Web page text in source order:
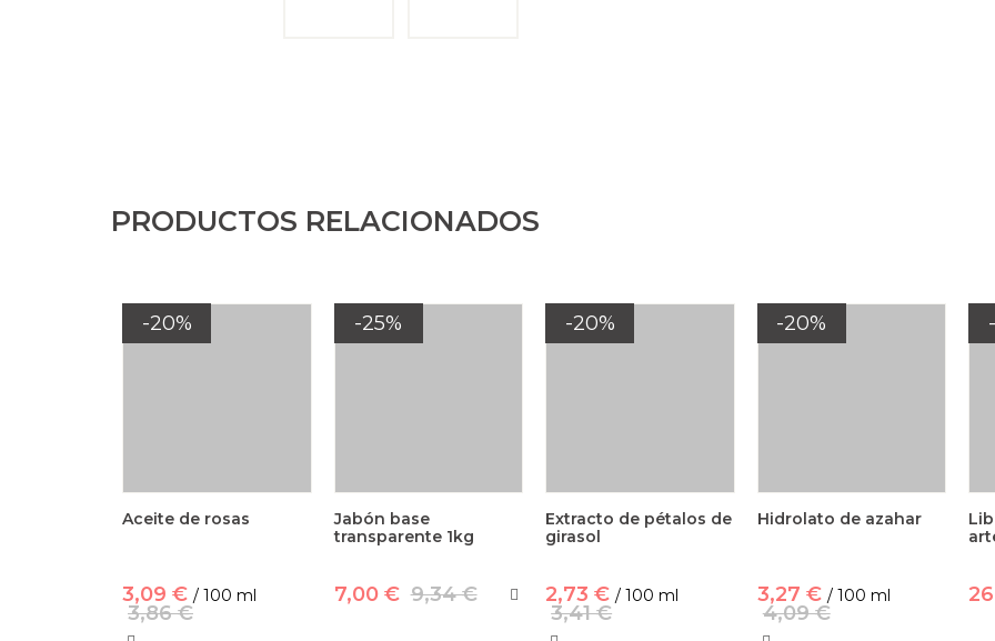
PRODUCTOS RELACIONADOS
-20%
Aceite de rosas
3,09 € / 100 ml
3,86 €
-25%
Jabón base
transparente 1kg
7,00 € 9,34 €
-20%
Extracto de pétalos de
girasol
2,73 € / 100 ml
3,41 €
-20%
Hidrolato de azahar
3,27 € / 100 ml
4,09 €